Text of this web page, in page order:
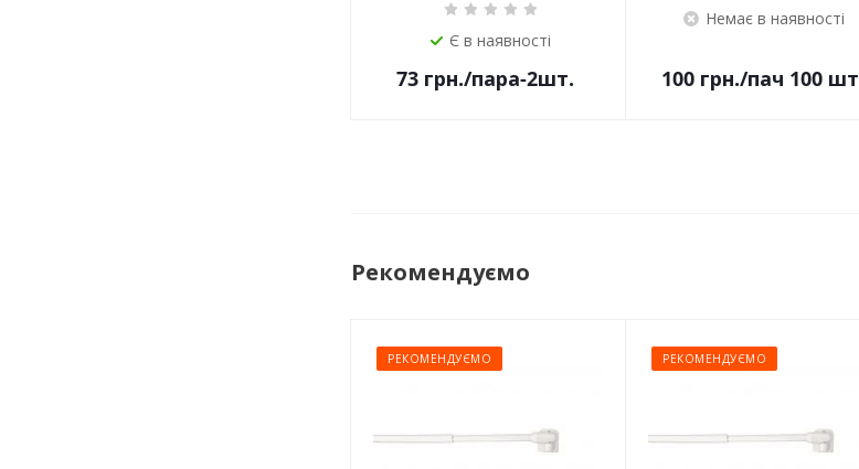
Є в наявності
73грн./пара-2шт.
Немає в наявності
100грн./пач 100 шт
Рекомендуємо
РЕКОМЕНДУЄМО РЕКОМЕНДУЄМО